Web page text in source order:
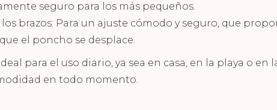
seguro para los más pequeños.
los brazos: Para un ajuste cómodo y seguro, que
el poncho se desplace.
para el uso diario, ya sea en casa, en la playa o
en todo momento.